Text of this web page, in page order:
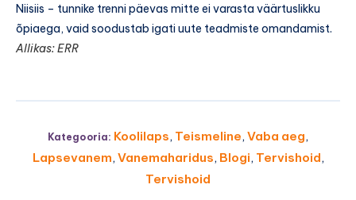
Niisiis – tunnike trenni päevas mitte ei varasta väärtuslikku
õpiaega, vaid soodustab igati uute teadmiste omandamist.
Allikas: ERR
Kategooria: Koolilaps, Teismeline,Vaba aeg,
Lapsevanem, Vanemaharidus, Blogi, Tervishoid,
Tervishoid